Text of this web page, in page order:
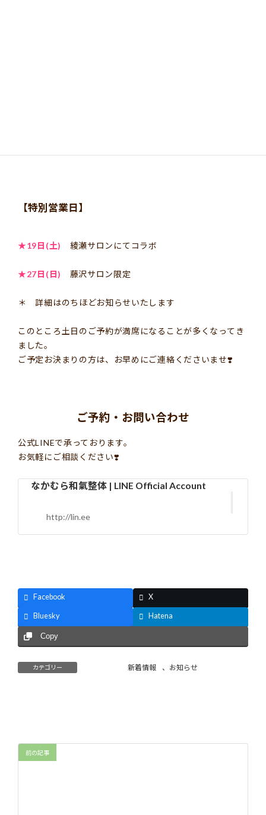
【特別営業日】
★19日(土) 綾瀬サロンにてコラボ
★27日(日) 藤沢サロン限定
＊ 詳細はのちほどお知らせいたします
このところ土日のご予約が満席になることが多くなってき
ました。
ご予定お決まりの方は、お早めにご連絡くださいませ❣️
ご予約・お問い合わせ
公式LINEで承っております。
お気軽にご相談ください❣️
なかむら和氣整体 | LINE Official Account
http://lin.ee
Facebook X
Bluesky Hatena
Copy
カテゴリー 新着情報 、 お知らせ
前の記事